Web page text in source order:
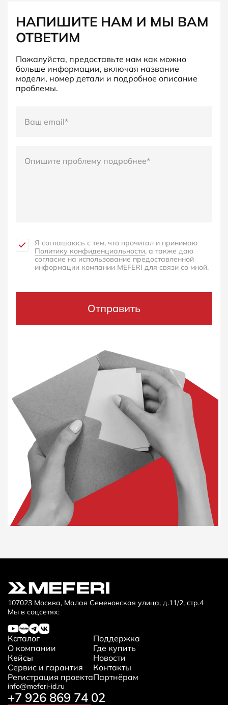
НАПИШИТЕ НАМ И МЫ ВАМ
ОТВЕТИМ
Пожалуйста, предоставьте нам как можно
больше информации, включая название
модели, номер детали и подробное описание
проблемы.
Я соглашаюсь с тем, что прочитал и принимаю
Политику конфиденциальности, а также даю
согласие на использование предоставленной
информации компании MEFERI для связи со мной.
107023 Москва, Малая Семеновская улица, д.11/2, стр.4
Мы в соцсетях:
Каталог
О компании
Кейсы
Сервис и гарантия
Регистрация проекта
Поддержка
Где купить
Новости
Контакты
Партнёрам
info@meferi-id.ru
+7 926 869 74 02